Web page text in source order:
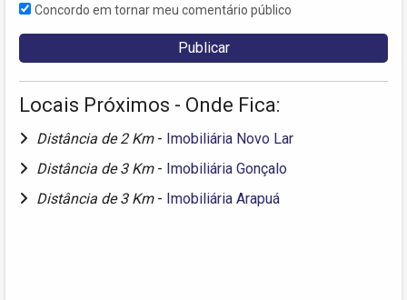
Concordo em tornar meu comentário público
Locais Próximos - Onde Fica:
Distância de 2 Km - Imobiliária Novo Lar
Distância de 3 Km - Imobiliária Gonçalo
Distância de 3 Km - Imobiliária Arapuá